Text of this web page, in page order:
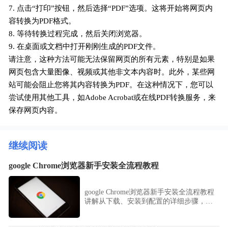
7. 点击“打印”按钮，然后选择“PDF”选项。这将开始将网页内
容转换为PDF格式。
8. 等待转换过程完成，然后关闭浏览器。
9. 在桌面或文档中打开刚刚生成的PDF文件。
请注意，这种方法可能无法保留网页的所有元素，特别是如果
网页包含大量图像、视频或其他非文本内容时。此外，某些网
站可能会阻止您将其内容转换为PDF。在这种情况下，您可以
尝试使用其他工具，如Adobe Acrobat或在线PDF转换服务，来
保存网页内容。
继续阅读
google Chrome浏览器新手安装全流程教程
google Chrome浏览器新手安装全流程教程
讲解从下载、安装到配置的详细步骤，帮